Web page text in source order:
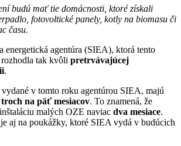
budú mať tie domácnosti, ktoré získali
fotovoltické panely, kotly na biomasu či
času.
energetická agentúra (SIEA), ktorá tento
tak kvôli pretrvávajúcej
.
v tomto roku agentúrou SIEA, majú
troch na päť mesiacov. To znamená, že
malých OZE naviac dva mesiace.
aj na poukážky, ktoré SIEA vydá v budúcich